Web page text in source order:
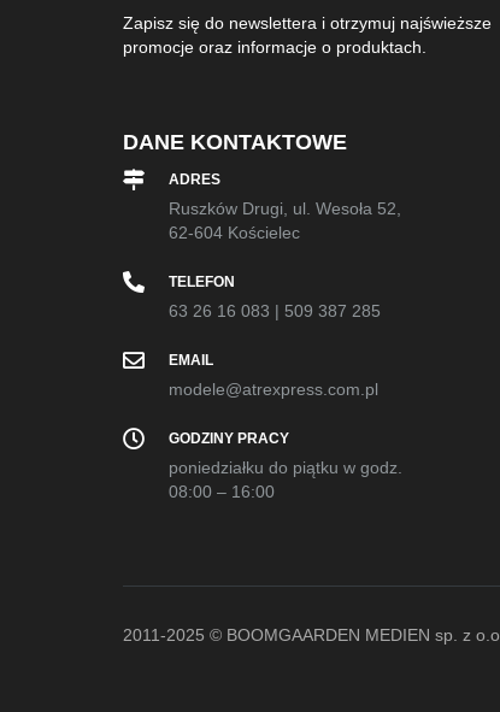
Zapisz się do newslettera i otrzymuj najświeższe
promocje oraz informacje o produktach.
DANE KONTAKTOWE
ADRES
Ruszków Drugi, ul. Wesoła 52,
62-604 Kościelec
TELEFON
63 26 16 083 | 509 387 285
EMAIL
modele@atrexpress.com.pl
GODZINY PRACY
poniedziałku do piątku w godz.
08:00 – 16:00
2011-2025 © BOOMGAARDEN MEDIEN sp. z o.o.